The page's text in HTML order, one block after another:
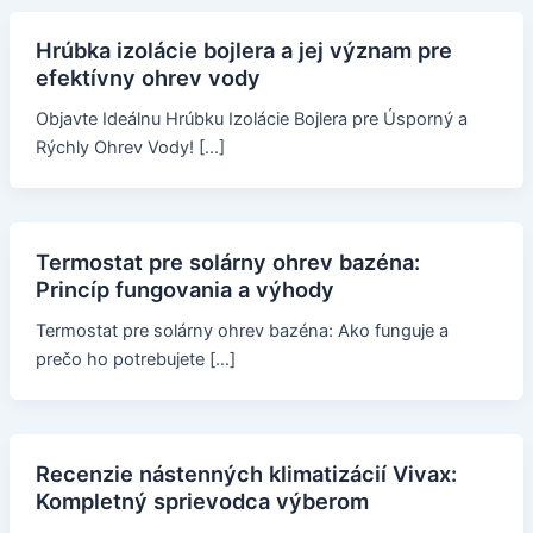
Hrúbka izolácie bojlera a jej význam pre
efektívny ohrev vody
Objavte Ideálnu Hrúbku Izolácie Bojlera pre Úsporný a
Rýchly Ohrev Vody! […]
Termostat pre solárny ohrev bazéna:
Princíp fungovania a výhody
Termostat pre solárny ohrev bazéna: Ako funguje a
prečo ho potrebujete […]
Recenzie nástenných klimatizácií Vivax:
Kompletný sprievodca výberom